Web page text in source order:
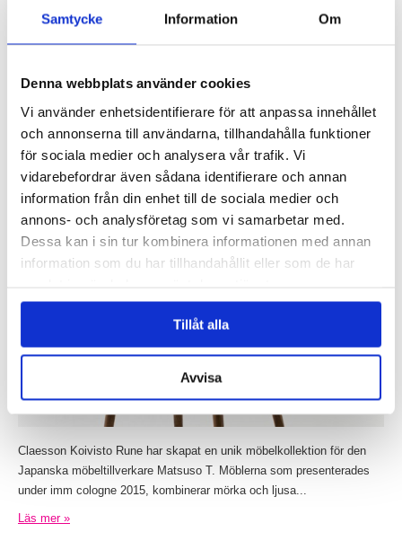
Samtycke Information Om
Denna webbplats använder cookies
Vi använder enhetsidentifierare för att anpassa innehållet
och annonserna till användarna, tillhandahålla funktioner
för sociala medier och analysera vår trafik. Vi
vidarebefordrar även sådana identifierare och annan
information från din enhet till de sociala medier och
annons- och analysföretag som vi samarbetar med.
Dessa kan i sin tur kombinera informationen med annan
information som du har tillhandahållit eller som de har
Tillåt alla
Avvisa
års upplaga av Wallpaper* Design Award för tapeten Blur, med design
av Claesson...
Läs mer »
Claesson Koivisto Rune gör randig möbelkollektion
för Matsuso T
Inlagt den 20 januari 2015underÖvrigt.
Claesson Koivisto Rune har skapat en unik möbelkollektion för den
Japanska möbeltillverkare Matsuso T. Möblerna som presenterades
under imm cologne 2015, kombinerar mörka och ljusa...
Läs mer »